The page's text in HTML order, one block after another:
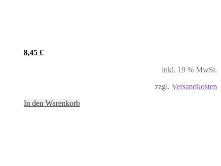
8,45 €
inkl. 19 % MwSt.
zzgl. Versandkosten
In den Warenkorb